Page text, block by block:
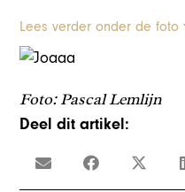
Lees verder onder de foto
Foto: Pascal Lemlijn
Deel dit artikel: